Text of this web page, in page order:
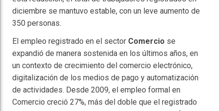
diciembre se mantuvo estable, con un leve aumento de
350 personas.
El empleo registrado en el sector Comercio se
expandió de manera sostenida en los últimos años, en
un contexto de crecimiento del comercio electrónico,
digitalización de los medios de pago y automatización
de actividades. Desde 2009, el empleo formal en
Comercio creció 27%, más del doble que el registrado